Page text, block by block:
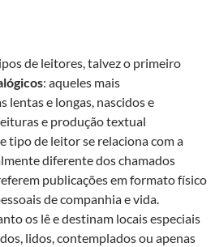
de leitores, talvez o primeiro
: aqueles mais
e longas, nascidos e
e produção textual
tipo de leitor se relaciona com a
diferente dos chamados
publicações em formato físico
de companhia e vida.
os lê e destinam locais especiais
lidos, contemplados ou apenas